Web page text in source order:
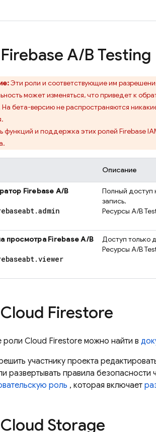
Firebase A/B Testing
Эти роли и соответствующие им
может изменяться, что приведет к
бета-версию не распространяются
функций и поддержка этих ролей Firebase
Описание
Firebase A/B
.admin
Полный доступ
запись.
Ресурсы A/B
просмотра Firebase A/B
.viewer
Доступ только
Ресурсы A/B
Cloud Firestore
роли Cloud Firestore можно найти в
участнику проекта
развертывать правила безопасности
роль , которая включает
Cloud Storage